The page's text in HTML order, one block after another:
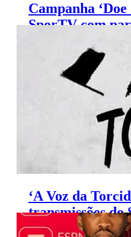
Campanha
SporTV com
das torcidas do
‘A Voz da
transmissões do
Premiere